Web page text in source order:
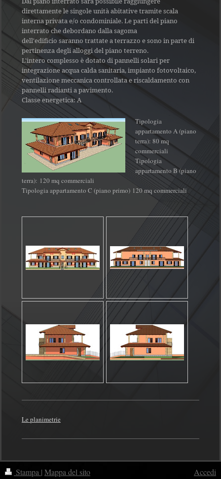
direttamente le singole unità abitative tramite scala
interna privata e/o condominiale.Le parti del piano
interrato che debordano dalla sagoma
dell'edificio saranno trattate a terrazzo e sono in parte di
pertinenza degli alloggi del piano terreno.
L'intero complesso è dotato di pannelli solari per
integrazione acqua calda sanitaria, impianto fotovoltaico,
ventilazione meccanica controllata e riscaldamento con
pannelli radianti a pavimento.
Classe energetica: A
Tipologia
appartamento A (piano
terra): 80 mq
commerciali
Tipologia
appartamento B (piano
terra): 120 mq commerciali
Tipologia appartamento C (piano primo) 120 mq commerciali
Le planimetrie
Stampa | Mappa del sito
Accedi